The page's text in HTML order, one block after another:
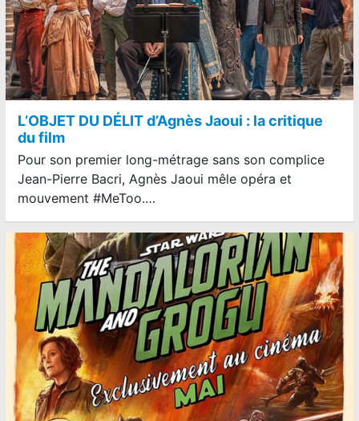
L’OBJET DU DÉLIT d’Agnès Jaoui : la critique
du film
Pour son premier long-métrage sans son complice
Jean-Pierre Bacri, Agnès Jaoui mêle opéra et
mouvement #MeToo.…